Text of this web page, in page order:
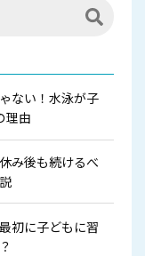
ない！水泳が子
理由
み後も続けるべ
初に子どもに習